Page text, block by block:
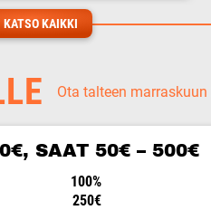
KATSO KAIKKI
Ota talteen
SAAT 50€ – 500€
100%
250€